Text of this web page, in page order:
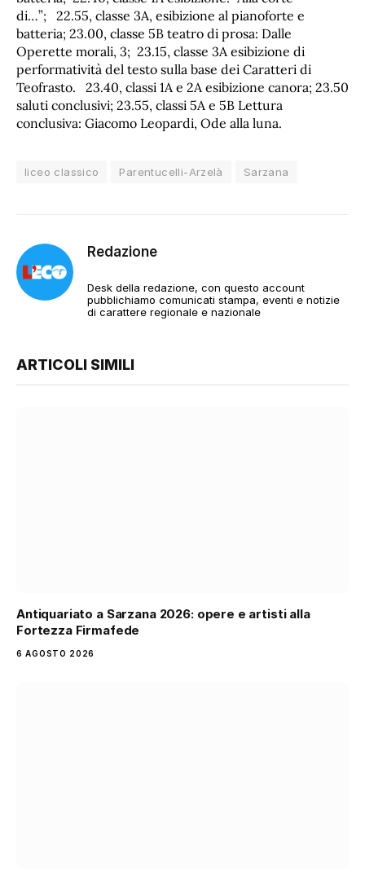
di…”; 22.55, classe 3A, esibizione al pianoforte e
batteria; 23.00, classe 5B teatro di prosa: Dalle
Operette morali, 3; 23.15, classe 3A esibizione di
performatività del testo sulla base dei Caratteri di
Teofrasto. 23.40, classi 1A e 2A esibizione canora; 23.50
saluti conclusivi; 23.55, classi 5A e 5B Lettura
conclusiva: Giacomo Leopardi, Ode alla luna.
liceo classico Parentucelli-Arzelà Sarzana
Redazione
Desk della redazione, con questo account
pubblichiamo comunicati stampa, eventi e notizie
di carattere regionale e nazionale
ARTICOLI SIMILI
Antiquariato a Sarzana 2026: opere e artisti alla
Fortezza Firmafede
6 AGOSTO 2026